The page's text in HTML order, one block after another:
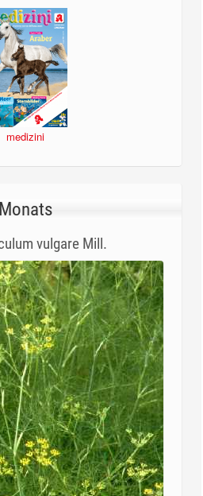
medizini
vulgare Mill.